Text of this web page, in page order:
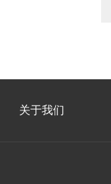
关于我们